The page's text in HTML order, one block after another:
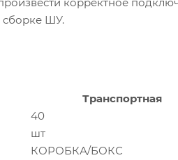
сборке ШУ.
Транспортная
40
шт
КОРОБКА/БОКС